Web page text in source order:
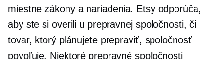
miestne zákony a nariadenia. Etsy odporúča,
aby ste si overili u prepravnej spoločnosti, či
tovar, ktorý plánujete prepraviť, spoločnosť
povoľuje. Niektoré prepravné spoločnosti